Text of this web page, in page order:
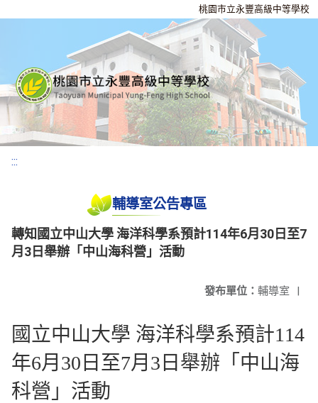
桃園市立永豐高級中等學校
:::
輔導室公告專區
轉知國立中山大學 海洋科學系預計114年6月30日至7
月3日舉辦「中山海科營」活動
發布單位： 輔導室 |
國立中山大學 海洋科學系預計114
年6月30日至7月3日舉辦「中山海
科營」活動